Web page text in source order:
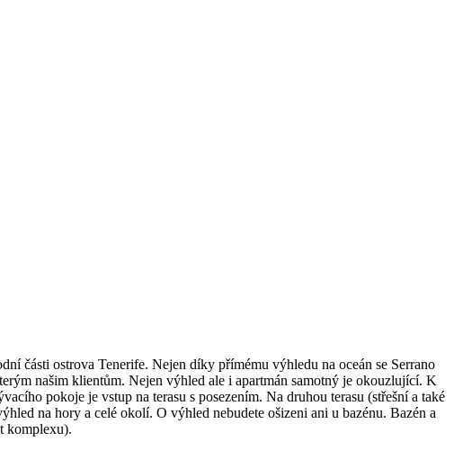
části ostrova Tenerife. Nejen díky přímému výhledu na oceán se Serrano
našim klientům. Nejen výhled ale i apartmán samotný je okouzlující. K
pokoje je vstup na terasu s posezením. Na druhou terasu (střešní a také
na hory a celé okolí. O výhled nebudete ošizeni ani u bazénu. Bazén a
komplexu).